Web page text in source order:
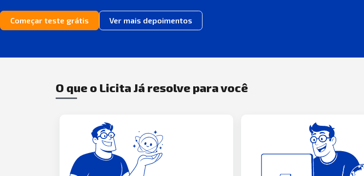
Começar teste grátis Ver mais depoimentos
O que o Licita Já resolve para você